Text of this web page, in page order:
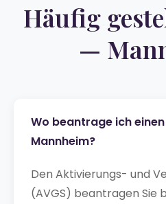
Häufig
—
Wo beantrage ich einen
Mannheim?
Den Aktivierungs- und
(AVGS) beantragen Sie